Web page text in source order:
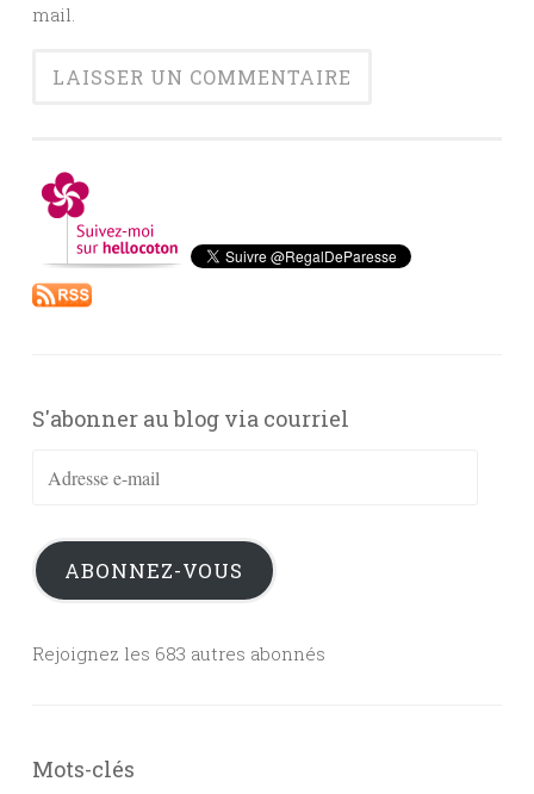
mail.
S'abonner au blog via courriel
Adresse
mail
ABONNEZ-VOUS
Rejoignez les 683 autres abonnés
Mots-clés